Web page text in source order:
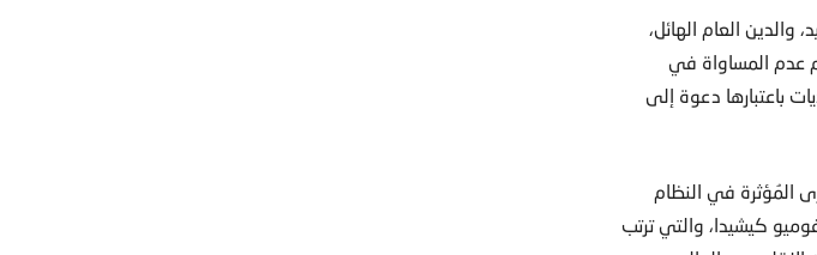
العام الهائل،
عدم المساواة في
باعتبارها دعوة إلى
المُؤثرة في النظام
كيشيدا، والتي ترتب